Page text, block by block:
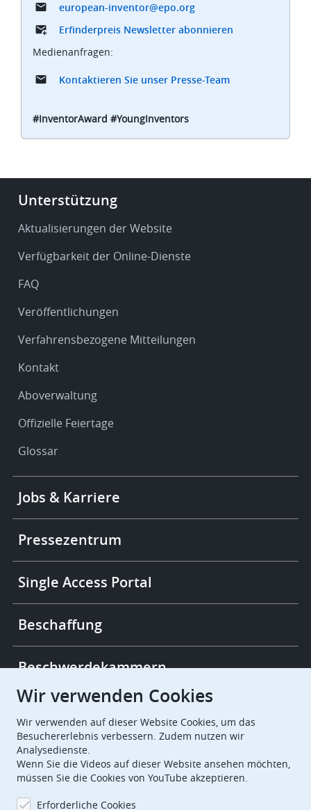
european-inventor@epo.org
Erfinderpreis Newsletter abonnieren
Medienanfragen:
Kontaktieren Sie unser Presse-Team
#InventorAward #YoungInventors
Footer
Service
support
Unterstützung
Aktualisierungen der Website
Verfügbarkeit der Online-Dienste
FAQ
Veröffentlichungen
Verfahrensbezogene Mitteilungen
Kontakt
Aboverwaltung
Offizielle Feiertage
Glossar
More
links
Jobs & Karriere
Pressezentrum
Single Access Portal
Beschaffung
Beschwerdekammern
EuropeanPatentOffice
Wir verwenden Cookies
Wir verwenden auf dieser Website Cookies, um das
Besuchererlebnis verbessern. Zudem nutzen wir
Analysedienste.
Wenn Sie die Videos auf dieser Website ansehen möchten,
müssen Sie die Cookies von YouTube akzeptieren.
Erforderliche Cookies